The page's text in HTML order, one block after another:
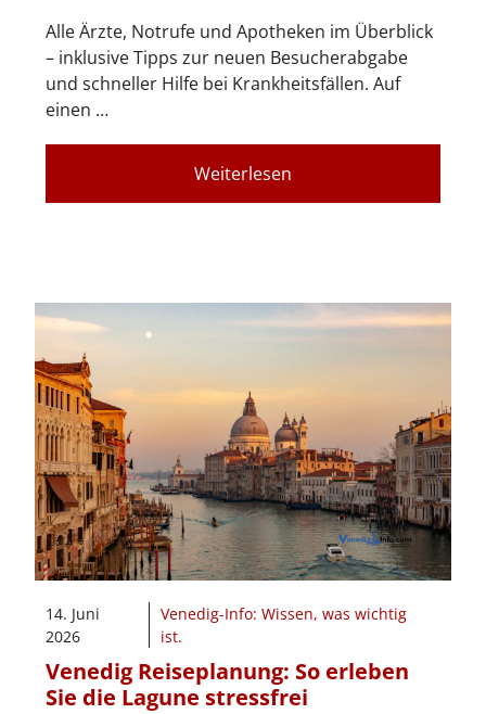
Alle Ärzte, Notrufe und Apotheken im Überblick
– inklusive Tipps zur neuen Besucherabgabe
und schneller Hilfe bei Krankheitsfällen. Auf
einen …
Weiterlesen
14. Juni
2026
Venedig-Info: Wissen, was wichtig
ist.
Venedig Reiseplanung: So erleben
Sie die Lagune stressfrei